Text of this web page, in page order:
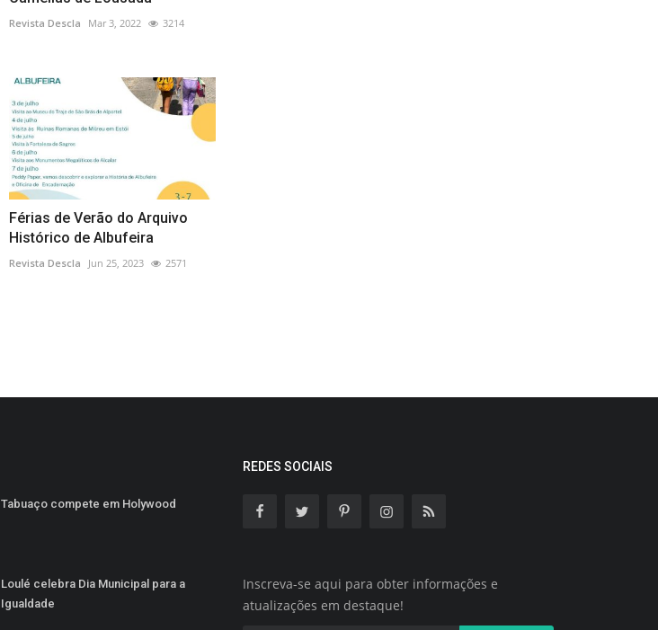
Revista Descla Mar 3, 2022 3214
Férias de Verão do Arquivo
Histórico de Albufeira
Revista Descla Jun 25, 2023 2571
Tabuaço compete em Holywood
Loulé celebra Dia Municipal para a
Igualdade
REDES SOCIAIS
Inscreva-se aqui para obter informações e
atualizações em destaque!